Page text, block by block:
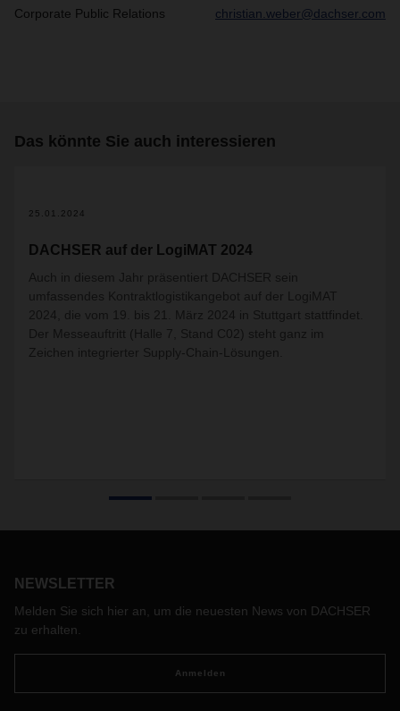
Corporate Public Relations
christian.weber@dachser.com
Das könnte Sie auch interessieren
25.01.2024
DACHSER auf der LogiMAT 2024
Auch in diesem Jahr präsentiert DACHSER sein
umfassendes Kontraktlogistikangebot auf der LogiMAT
2024, die vom 19. bis 21. März 2024 in Stuttgart stattfindet.
Der Messeauftritt (Halle 7, Stand C02) steht ganz im
Zeichen integrierter Supply-Chain-Lösungen.
NEWSLETTER
Melden Sie sich hier an, um die neuesten News von DACHSER
zu erhalten.
Anmelden